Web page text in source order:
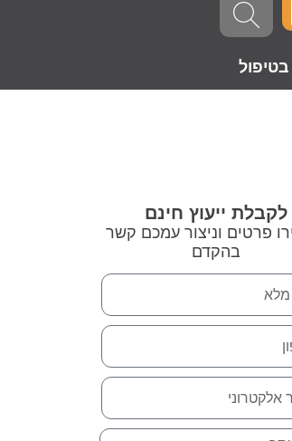
לקבלת ייעוץ חינם
פרטים וניצור עמכם קשר
בהקדם